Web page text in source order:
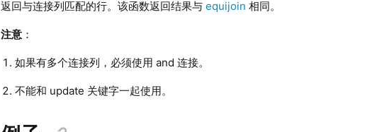
返回与连接列匹配的行。该函数返回结果与equijoin 相同。
注意 ：
如果有多个连接列，必须使用 and 连接。
不能和 update 关键字一起使用。